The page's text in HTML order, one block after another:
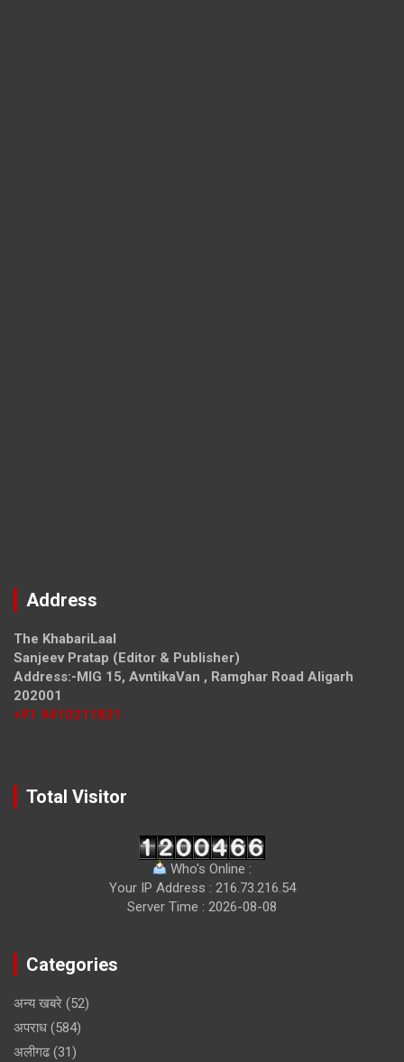
Address
The KhabariLaal
Sanjeev Pratap (Editor & Publisher)
Address:-MIG 15, AvntikaVan , Ramghar Road Aligarh
202001
+91 9410211821
Total Visitor
Who's Online :
Your IP Address : 216.73.216.54
Server Time : 2026-08-08
Categories
अन्य खबरे (52)
अपराध (584)
अलीगढ(31)